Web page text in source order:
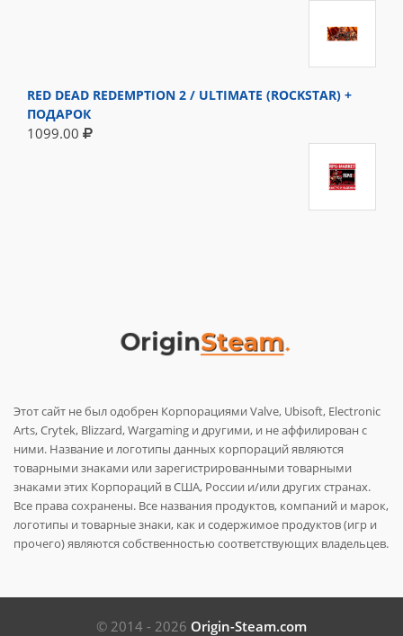
RED DEAD REDEMPTION 2 / ULTIMATE (ROCKSTAR) +
ПОДАРОК
1099.00
Этот сайт не был одобрен Корпорациями Valve, Ubisoft, Electronic
Arts, Crytek, Blizzard, Wargaming и другими, и не аффилирован с
ними. Название и логотипы данных корпораций являются
товарными знаками или зарегистрированными товарными
знаками этих Корпораций в США, России и/или других странах.
Все права сохранены. Все названия продуктов, компаний и марок,
логотипы и товарные знаки, как и содержимое продуктов (игр и
прочего) являются собственностью соответствующих владельцев.
© 2014 - 2026 Origin-Steam.com